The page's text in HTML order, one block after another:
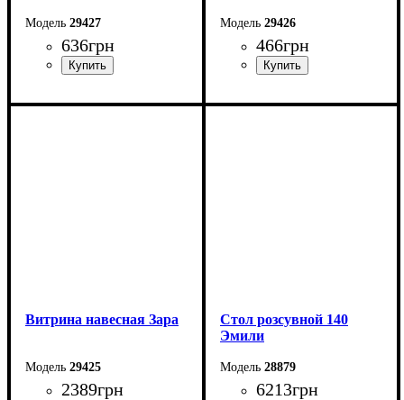
29427
636грн
Ширина: 180 см
29426
466грн
Ширина: 130 см
Витрина навесная Зара
29425
2389грн
Стол розсувной 140
Эмили
28879
6213грн